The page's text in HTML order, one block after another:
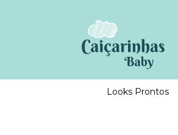
Looks Prontos